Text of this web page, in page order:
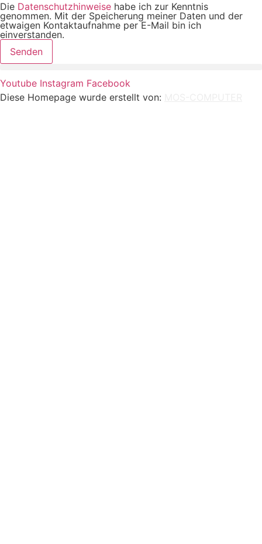
Die Datenschutzhinweise habe ich zur Kenntnis
genommen. Mit der Speicherung meiner Daten und der
etwaigen Kontaktaufnahme per E-Mail bin ich
einverstanden.
Senden
Youtube Instagram Facebook
Diese Homepage wurde erstellt von: